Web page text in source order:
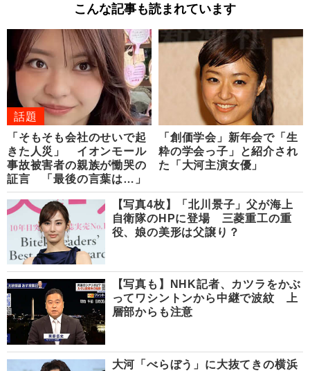
こんな記事も読まれています
話題
「そもそも会社のせいで起
きた人災」 イオンモール
事故被害者の親族が慟哭の
証言 「最後の言葉は…」
「創価学会」新年会で「生
粋の学会っ子」と紹介され
た「大河主演女優」
【写真4枚】「北川景子」父が海上
自衛隊のHPに登場 三菱重工の重
役、娘の美形は父譲り？
【写真も】NHK記者、カツラをかぶ
ってワシントンから中継で波紋 上
層部からも注意
大河「べらぼう」に大抜てきの横浜